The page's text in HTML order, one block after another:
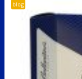
blog